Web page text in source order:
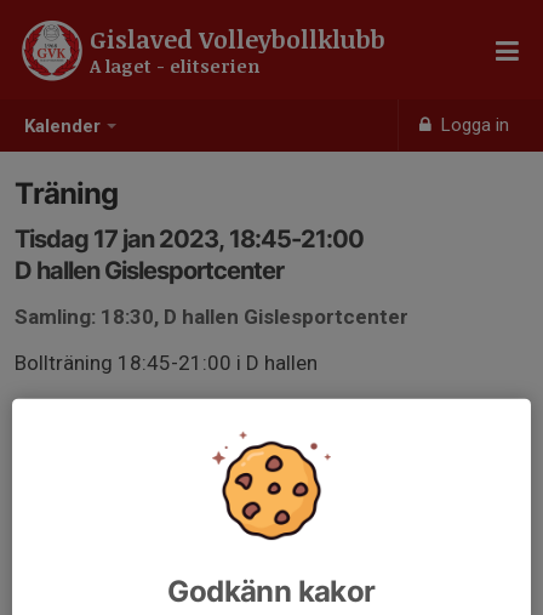
Kalender Logga in
Gislaved Volleybollklubb
A laget - elitserien
Träning
Tisdag 17 jan 2023, 18:45-21:00
D hallen Gislesportcenter
Samling: 18:30, D hallen Gislesportcenter
Bollträning 18:45-21:00 i D hallen
Meddela dagen innan om man inte kan träna.
Planerad ledighet berättar man så fort man vet om.
Blir man sjuk så meddelar man så tidigt som möjligt.
Godkänn kakor